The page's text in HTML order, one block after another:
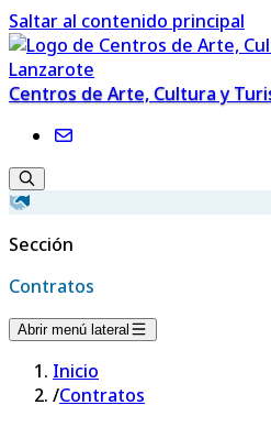
Saltar al contenido principal
Centros de Arte, Cultura y
Sección
Contratos
Abrir menú lateral
Inicio
/Contratos